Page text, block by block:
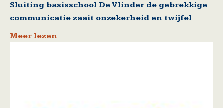
Sluiting basisschool De Vlinder de gebrekkige
communicatie zaait onzekerheid en twijfel
Meer lezen